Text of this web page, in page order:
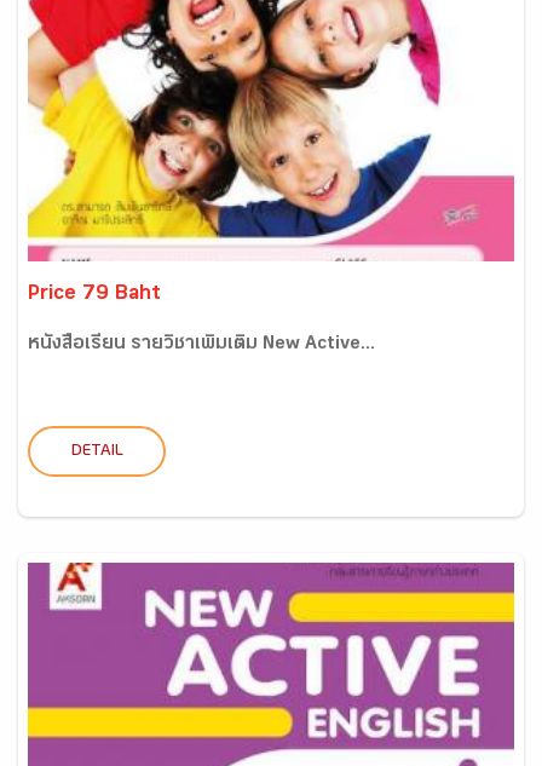
Price 79 Baht
หนังสือเรียน รายวิชาเพิ่มเติม New Active...
DETAIL